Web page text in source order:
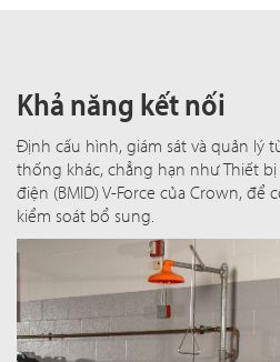
Khả năng kết nối
Định cấu hình, giám sát và quản lý
thống khác, chẳng hạn như Thiết
điện (BMID) V-Force của Crown, để
kiểm soát bổ sung.